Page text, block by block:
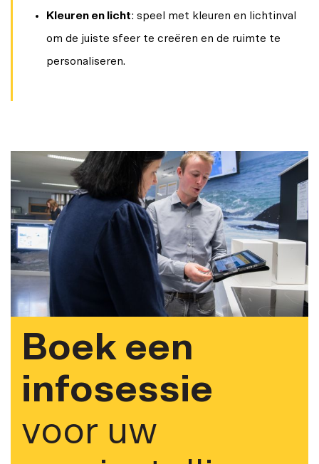
Kleuren en licht: speel met kleuren en lichtinval
om de juiste sfeer te creëren en de ruimte te
personaliseren.
Boek een
infosessie
voor uw